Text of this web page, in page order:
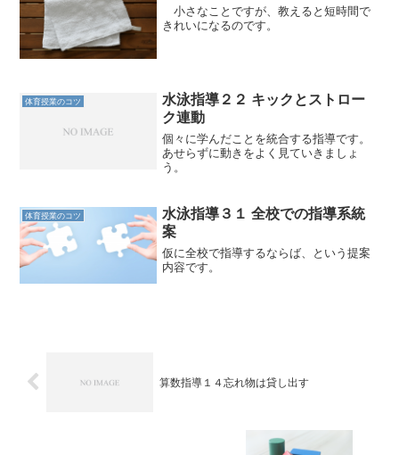
小さなことですが、教えると短時間で
きれいになるのです。
体育授業のコツ
水泳指導２２ キックとストロー
ク連動
個々に学んだことを統合する指導です。
あせらずに動きをよく見ていきましょ
う。
体育授業のコツ
水泳指導３１ 全校での指導系統
案
仮に全校で指導するならば、という提案
内容です。
算数指導１４忘れ物は貸し出す